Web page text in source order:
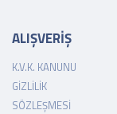
ALIŞVERİŞ
K.V.K. KANUNU
GIZLILIK
SÖZLEŞMESI